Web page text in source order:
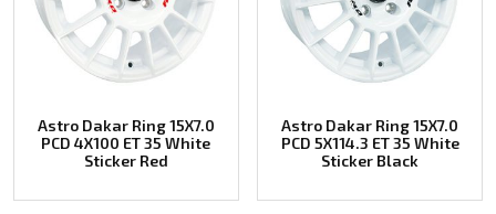
Astro Dakar Ring 15X7.0
PCD 4X100 ET 35 White
Sticker Red
Astro Dakar Ring 15X7.0
PCD 5X114.3 ET 35 White
Sticker Black